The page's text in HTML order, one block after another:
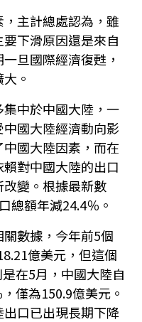
主計總處認為，雖
下滑原因還是來自
旦國際經濟復甦，
。
中於中國大陸，一
國大陸經濟動向影
國大陸因素，而在
對中國大陸的出口
變。根據最新數
總額年減24.4％。
數據，今年前5個
億美元，但這個
在5月，中國大陸自
僅為150.9億美元。
口已出現長期下降